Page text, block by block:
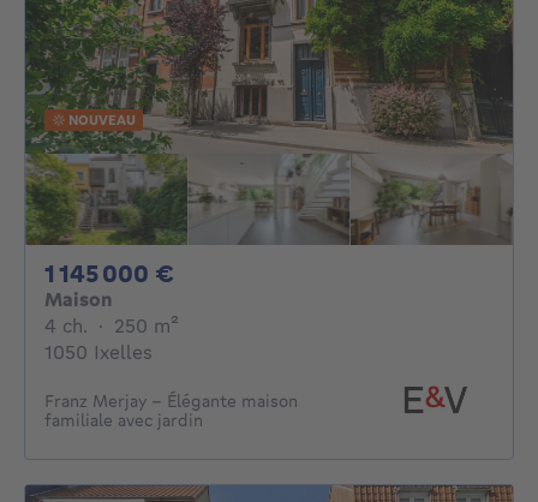
NOUVEAU
1 145 000 €
Maison
4 ch. 4 chambres
· 250 m²
1050 Ixelles
Franz Merjay - Élégante maison
familiale avec jardin